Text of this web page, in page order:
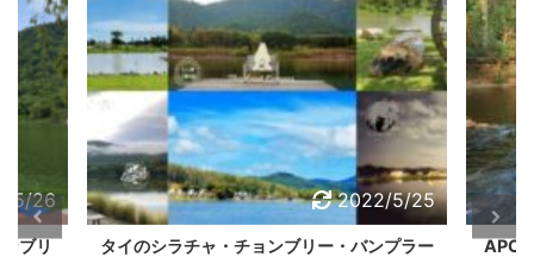
5/26
ブリ
2022/5/25
タイのシラチャ・チョンブリー・バンプラー
APO